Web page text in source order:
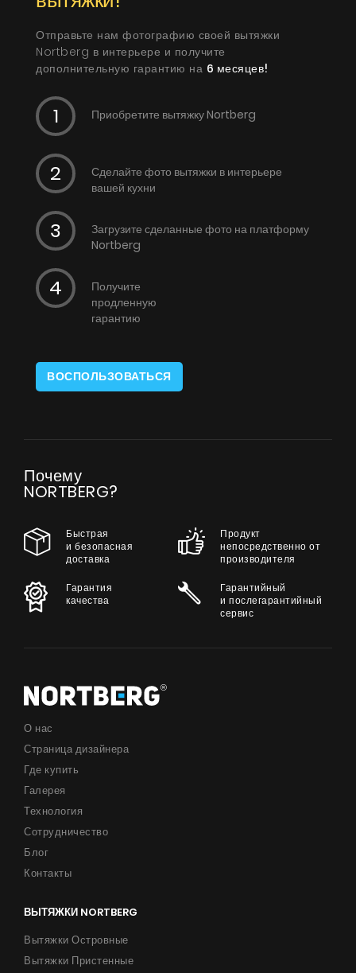
Ну работает стандартна как любая вытяжка.
Заявленным характеристикам отвечает, на
Нержавейка на вид достаточной толщины, не хлипкая.
Сами телескопы выдвигаются плавно.
Отправьте нам фотографию своей вытяжки
Nortberg в интерьере и получите
дополнительную гарантию на 6 месяцев!
Приобретите вытяжку Nortberg
Сделайте фото вытяжки в интерьере
вашей кухни
Загрузите сделанные фото на платформу
Nortberg
Получите
продленную
гарантию
ВОСПОЛЬЗОВАТЬСЯ
Почему
NORTBERG?
Быстрая
и безопасная
доставка
Продукт
непосредственно от
производителя
Гарантия
качества
Гарантийный
и послегарантийный
сервис
О нас
Страница дизайнера
Где купить
Галерея
Технология
Сотрудничество
Блог
Контакты
ВЫТЯЖКИ NORTBERG
Вытяжки Островные
Вытяжки Пристенные